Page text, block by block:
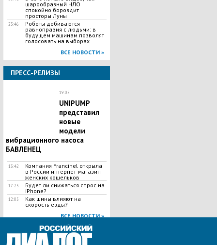
шарообразный НЛО
спокойно бороздит
просторы Луны
23:46
Роботы добиваются
равноправия с людьми: в
будущем машинам позволят
голосовать на выборах
ВСЕ НОВОСТИ »
ПРЕСС-РЕЛИЗЫ
19:05
UNIPUMP
представил
новые
модели
вибрационного насоса
БАВЛЕНЕЦ
13:42
Компания Francinel открыла
в России интернет-магазин
женских кошельков
17:25
Будет ли снижаться спрос на
iPhone?
12:05
Как шины влияют на
скорость езды?
ВСЕ НОВОСТИ »